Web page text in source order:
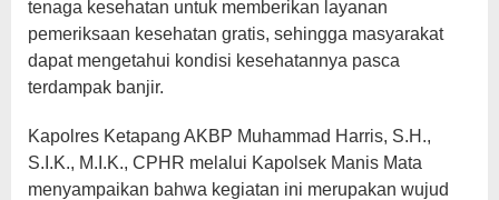
tenaga kesehatan untuk memberikan layanan
pemeriksaan kesehatan gratis, sehingga masyarakat
dapat mengetahui kondisi kesehatannya pasca
terdampak banjir.
Kapolres Ketapang AKBP Muhammad Harris, S.H.,
S.I.K., M.I.K., CPHR melalui Kapolsek Manis Mata
menyampaikan bahwa kegiatan ini merupakan wujud